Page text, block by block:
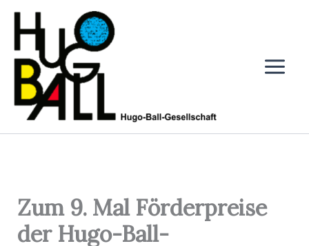
Zum
Inhalt
Zum 9. Mal Förderpreise
der Hugo-Ball-